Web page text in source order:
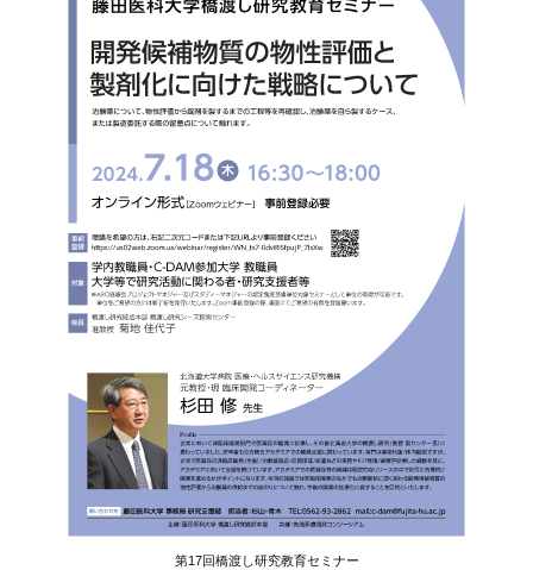
第17回橋渡し研究教育セミナー